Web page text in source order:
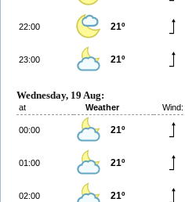
22:00 21º
23:00 21º
Wednesday, 19 Aug:
at Weather Wind:
00:00 21º
01:00 21º
02:00 21º